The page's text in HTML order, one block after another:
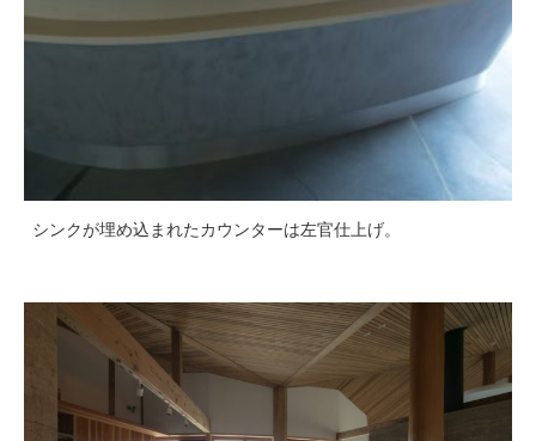
シンクが埋め込まれたカウンターは左官仕上げ。